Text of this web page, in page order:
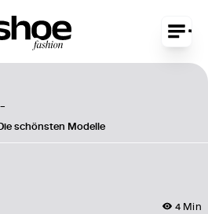
schönsten Modelle
4 Min